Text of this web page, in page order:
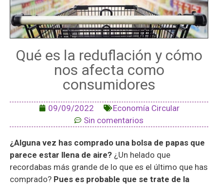
Qué es la reduflación y cómo
nos afecta como
consumidores
09/09/2022
Economía Circular
Sin comentarios
¿Alguna vez has comprado una bolsa de papas que
parece estar llena de aire? ¿Un helado que
recordabas más grande de lo que es el último que has
comprado? Pues es probable que se trate de la